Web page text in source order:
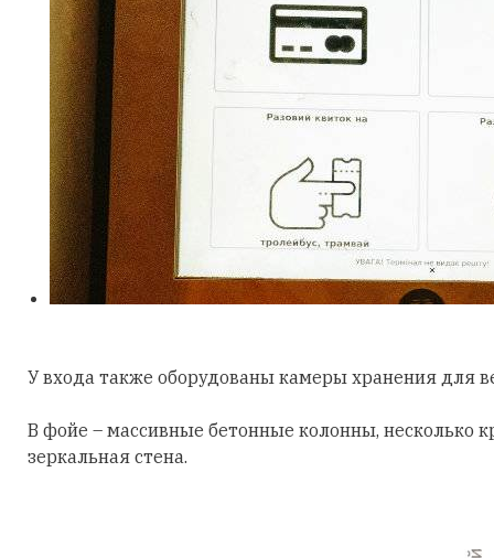
У входа также оборудованы камеры хранения для
В фойе – массивные бетонные колонны, несколько
зеркальная стена.